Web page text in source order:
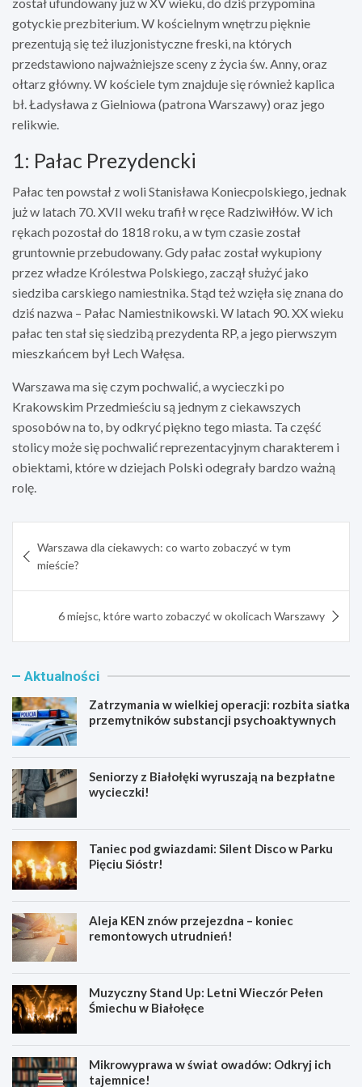
gotyckie prezbiterium. W kościelnym wnętrzu pięknie
prezentują się też iluzjonistyczne freski, na których
przedstawiono najważniejsze sceny z życia św. Anny, oraz
ołtarz główny. W kościele tym znajduje się również kaplica
bł. Ładysława z Gielniowa (patrona Warszawy) oraz jego
relikwie.
1: Pałac Prezydencki
Pałac ten powstał z woli Stanisława Koniecpolskiego, jednak
już w latach 70. XVII weku trafił w ręce Radziwiłłów. W ich
rękach pozostał do 1818 roku, a w tym czasie został
gruntownie przebudowany. Gdy pałac został wykupiony
przez władze Królestwa Polskiego, zaczął służyć jako
siedziba carskiego namiestnika. Stąd też wzięła się znana do
dziś nazwa – Pałac Namiestnikowski. W latach 90. XX wieku
pałac ten stał się siedzibą prezydenta RP, a jego pierwszym
mieszkańcem był Lech Wałęsa.
Warszawa ma się czym pochwalić, a wycieczki po
Krakowskim Przedmieściu są jednym z ciekawszych
sposobów na to, by odkryć piękno tego miasta. Ta część
stolicy może się pochwalić reprezentacyjnym charakterem i
obiektami, które w dziejach Polski odegrały bardzo ważną
rolę.
wpisu
Warszawa dla ciekawych: co warto zobaczyć w tym
mieście?
6 miejsc, które warto zobaczyć w okolicach Warszawy
Aktualności
Zatrzymania w wielkiej operacji: rozbita siatka
przemytników substancji psychoaktywnych
Seniorzy z Białołęki wyruszają na bezpłatne
wycieczki!
Taniec pod gwiazdami: Silent Disco w Parku
Pięciu Sióstr!
Aleja KEN znów przejezdna – koniec
remontowych utrudnień!
Muzyczny Stand Up: Letni Wieczór Pełen
Śmiechu w Białołęce
Mikrowyprawa w świat owadów: Odkryj ich
tajemnice!